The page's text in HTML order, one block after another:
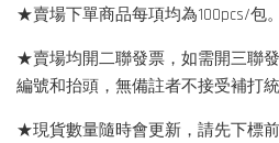
★賣場下單商品每項均為100pcs/包。
★賣場均開二聯發票，如需開三聯
編號和抬頭，無備註者不接受補打
★現貨數量隨時會更新，請先下標前